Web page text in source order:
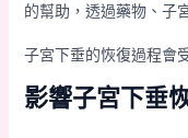
的幫助，透過藥物、子
子宮下垂的恢復過程會
影響子宮下垂